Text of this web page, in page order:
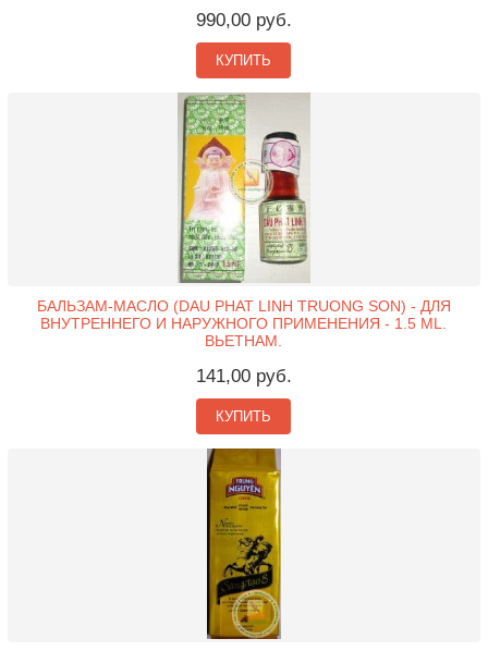
990,00 руб.
КУПИТЬ
БАЛЬЗАМ-МАСЛО (DAU PHAT LINH TRUONG SON) - ДЛЯ
ВНУТРЕННЕГО И НАРУЖНОГО ПРИМЕНЕНИЯ - 1.5 ML.
ВЬЕТНАМ.
141,00 руб.
КУПИТЬ